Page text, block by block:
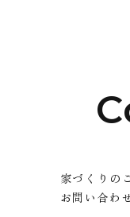
家づくりの
お問い合わ